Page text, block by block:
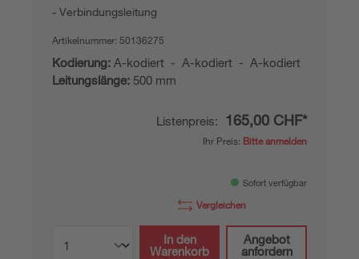
Verbindungsleitung
Artikelnummer: 50136275
Kodierung: A-kodiert - A-kodiert - A-kodiert
Leitungslänge: 500 mm
Listenpreis: 165,00 CHF*
Ihr Preis: Bitte anmelden
Sofort verfügbar
Vergleichen
In den
Warenkorb
Angebot
anfordern